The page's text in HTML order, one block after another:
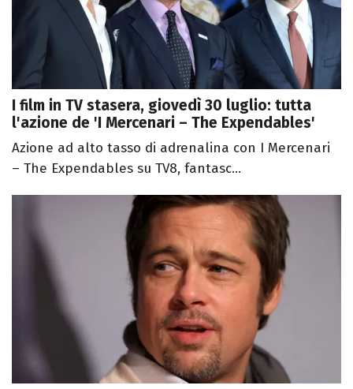
I film in TV stasera, giovedì 30 luglio: tutta
l'azione de 'I Mercenari – The Expendables'
Azione ad alto tasso di adrenalina con I Mercenari
– The Expendables su TV8, fantasc...